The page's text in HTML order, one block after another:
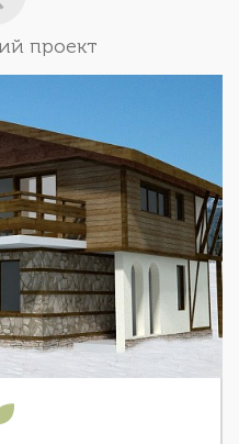
проект